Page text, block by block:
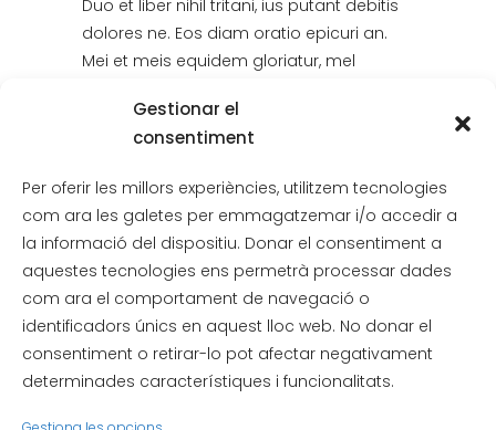
Gestionar el
consentiment
Per oferir les millors experiències, utilitzem tecnologies
com ara les galetes per emmagatzemar i/o accedir a
la informació del dispositiu. Donar el consentiment a
aquestes tecnologies ens permetrà processar dades
com ara el comportament de navegació o
identificadors únics en aquest lloc web. No donar el
consentiment o retirar-lo pot afectar negativament
determinades característiques i funcionalitats.
Duo et liber nihil tritani, ius putant debitis
dolores ne. Eos diam oratio epicuri an.
Mei et meis equidem gloriatur, mel
Likes